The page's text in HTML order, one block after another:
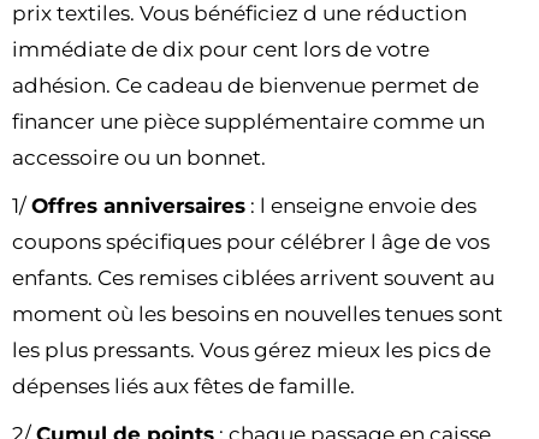
prix textiles. Vous bénéficiez d une réduction
immédiate de dix pour cent lors de votre
adhésion. Ce cadeau de bienvenue permet de
financer une pièce supplémentaire comme un
accessoire ou un bonnet.
1/ Offres anniversaires : l enseigne envoie des
coupons spécifiques pour célébrer l âge de vos
enfants. Ces remises ciblées arrivent souvent au
moment où les besoins en nouvelles tenues sont
les plus pressants. Vous gérez mieux les pics de
dépenses liés aux fêtes de famille.